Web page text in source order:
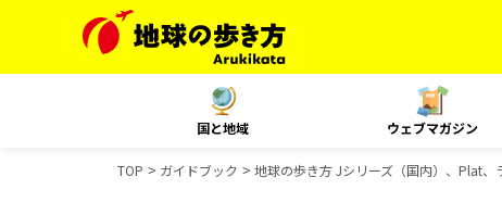
国と地域 ウェブマガジン
TOP ガイドブック 地球の歩き方 Jシリーズ（国内）、Plat、